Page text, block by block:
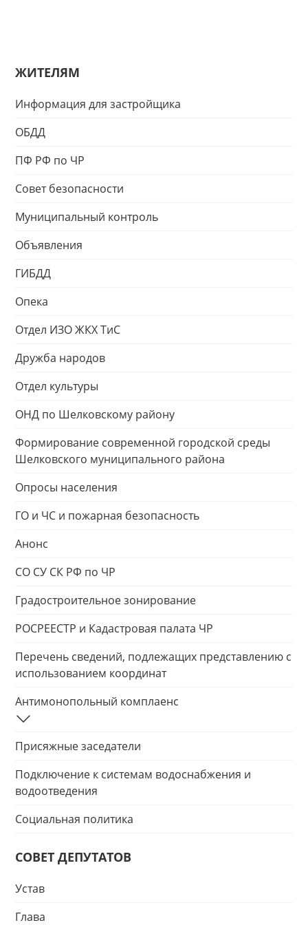
ЖИТЕЛЯМ
Информация для застройщика
ОБДД
ПФ РФ по ЧР
Совет безопасности
Муниципальный контроль
Объявления
ГИБДД
Опека
Отдел ИЗО ЖКХ ТиС
Дружба народов
Отдел культуры
ОНД по Шелковскому району
Формирование современной городской среды
Шелковского муниципального района
Опросы населения
ГО и ЧС и пожарная безопасность
Анонс
СО СУ СК РФ по ЧР
Градостроительное зонирование
РОСРЕЕСТР и Кадастровая палата ЧР
Перечень сведений, подлежащих представлению с
использованием координат
Антимонопольный комплаенс
Присяжные заседатели
Подключение к системам водоснабжения и
водоотведения
Социальная политика
СОВЕТ ДЕПУТАТОВ
Устав
Глава